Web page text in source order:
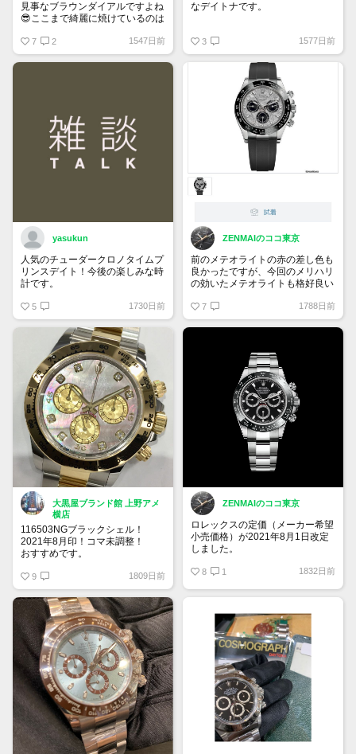
見事なブラウンダイアルですよね
😎ここまで綺麗に焼けているのは
ッドストックです。ニヤニヤ
7 2 1547日前
なデイトナです。
※画像はコラです
3 1577日前
yasukun
人気のチューダークロノタイムプ
リンスデイト！今後の楽しみな時
計です。
5 1730日前
ZENMAIのココ東京
前のメテオライトの赤の差し色も
良かったですが、今回のメリハリ
の効いたメテオライトも格好良い
ご祝儀相場なのかも知れません
が、海外ではかなりの値段が付い
7 1788日前
大黒屋ブランド館 上野アメ
横店
116503NGブラックシェル！
2021年8月印！コマ未調整！
おすすめです。
9 1809日前
ZENMAIのココ東京
ロレックスの定価（メーカー希望
小売価格）が2021年8月1日改定
しました。
す。
116500LNは1,457,500円に。
8 1 1832日前